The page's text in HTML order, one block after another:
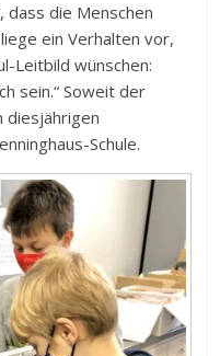
dass die Menschen
ein Verhalten vor,
Leitbild wünschen:
sein.“ Soweit der
diesjährigen
Schule.